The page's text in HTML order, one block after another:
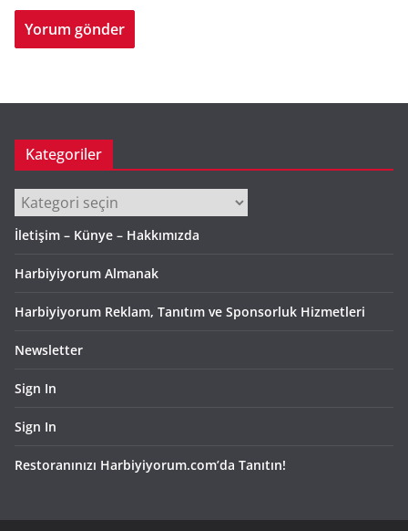
Kategoriler
Kategoriler
İletişim – Künye – Hakkımızda
Harbiyiyorum Almanak
Harbiyiyorum Reklam, Tanıtım ve Sponsorluk Hizmetleri
Newsletter
Sign In
Sign In
Restoranınızı Harbiyiyorum.com’da Tanıtın!